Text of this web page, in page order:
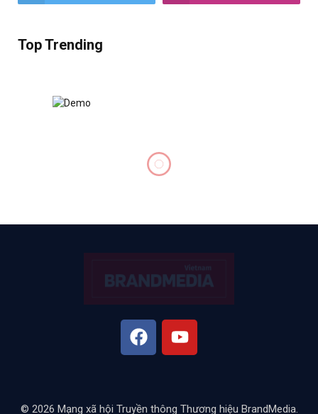
Top Trending
KOS – Triển vọng Influencer
các nhà bán hàng TikTok
THÁNG 12 20, 2024
8 MINS READ